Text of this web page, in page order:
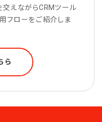
えながらCRMツール
フローをご紹介しま
ら